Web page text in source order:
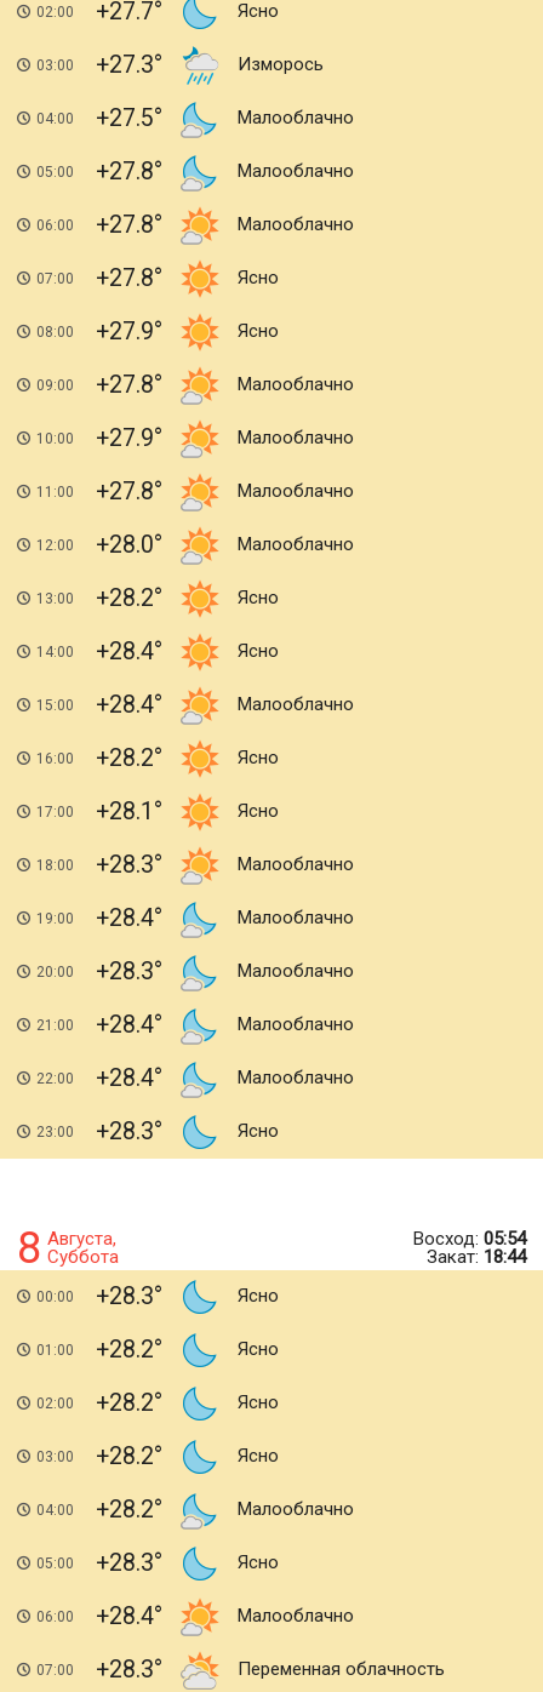
02:00 +27.7 Ясно
03:00 +27.3 Изморось
04:00 +27.5 Малооблачно
05:00 +27.8 Малооблачно
06:00 +27.8 Малооблачно
07:00 +27.8 Ясно
08:00 +27.9 Ясно
09:00 +27.8 Малооблачно
10:00 +27.9 Малооблачно
11:00 +27.8 Малооблачно
12:00 +28.0 Малооблачно
13:00 +28.2 Ясно
14:00 +28.4 Ясно
15:00 +28.4 Малооблачно
16:00 +28.2 Ясно
17:00 +28.1 Ясно
18:00 +28.3 Малооблачно
19:00 +28.4 Малооблачно
20:00 +28.3 Малооблачно
21:00 +28.4 Малооблачно
22:00 +28.4 Малооблачно
23:00 +28.3 Ясно
8 Августа,
Суббота
Восход: 05:54
Закат: 18:44
00:00 +28.3 Ясно
01:00 +28.2 Ясно
02:00 +28.2 Ясно
03:00 +28.2 Ясно
04:00 +28.2 Малооблачно
05:00 +28.3 Ясно
06:00 +28.4 Малооблачно
07:00 +28.3 Переменная облачность